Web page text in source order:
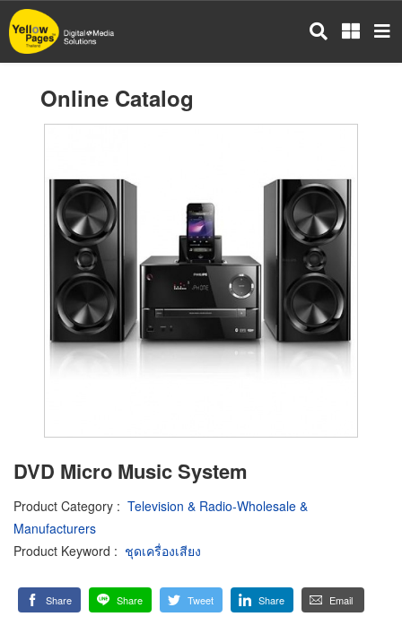
Skip
to
main
Online Catalog
DVD Micro Music System
Product Category : Television & Radio-Wholesale &
Manufacturers
Product Keyword : ชุดเครื่องเสียง
Share Share Tweet Share Email